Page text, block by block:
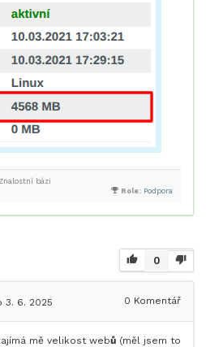
Role: Podpora
bázi
0
3. 6. 2025 0 Komentář
mě velikost webů (měl jsem to